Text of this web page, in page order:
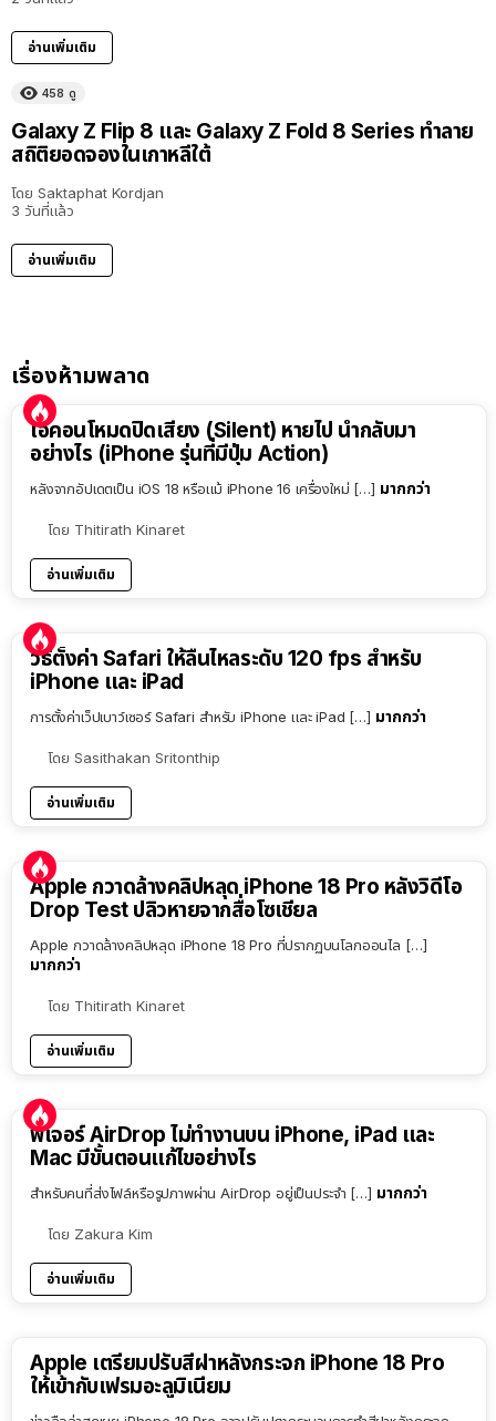
อ่านเพิ่มเติม
458 ดู
Galaxy Z Flip 8 และ Galaxy Z Fold 8 Series ทำลาย
สถิติยอดจองในเกาหลีใต้
โดย Saktaphat Kordjan
3 วันที่แล้ว
อ่านเพิ่มเติม
เรื่องห้ามพลาด
ไอคอนโหมดปิดเสียง (Silent) หายไป นำกลับมา
อย่างไร (iPhone รุ่นที่มีปุ่ม Action)
หลังจากอัปเดตเป็น iOS 18 หรือแม้ iPhone 16 เครื่องใหม่ […] มากกว่า
โดย Thitirath Kinaret
อ่านเพิ่มเติม
วิธีตั้งค่า Safari ให้ลื่นไหลระดับ 120 fps สำหรับ
iPhone และ iPad
การตั้งค่าเว็ปเบาว์เซอร์ Safari สำหรับ iPhone และ iPad […] มากกว่า
โดย Sasithakan Sritonthip
อ่านเพิ่มเติม
Apple กวาดล้างคลิปหลุด iPhone 18 Pro หลังวิดีโอ
Drop Test ปลิวหายจากสื่อโซเชียล
Apple กวาดล้างคลิปหลุด iPhone 18 Pro ที่ปรากฏบนโลกออนไล […]
มากกว่า
โดย Thitirath Kinaret
อ่านเพิ่มเติม
ฟีเจอร์ AirDrop ไม่ทำงานบน iPhone, iPad และ
Mac มีขั้นตอนแก้ไขอย่างไร
สำหรับคนที่ส่งไฟล์หรือรูปภาพผ่าน AirDrop อยู่เป็นประจำ […] มากกว่า
โดย Zakura Kim
อ่านเพิ่มเติม
Apple เตรียมปรับสีฝาหลังกระจก iPhone 18 Pro
ให้เข้ากับเฟรมอะลูมิเนียม